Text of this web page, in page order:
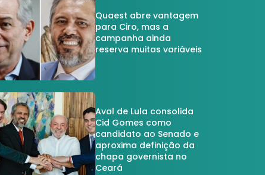
Quaest abre vantagem
para Ciro, mas a
campanha ainda
reserva muitas variáveis
Aval de Lula consolida
Cid Gomes como
candidato ao Senado e
aproxima definição da
chapa governista no
Ceará